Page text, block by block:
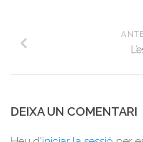
DEIXA UN COMENTARI